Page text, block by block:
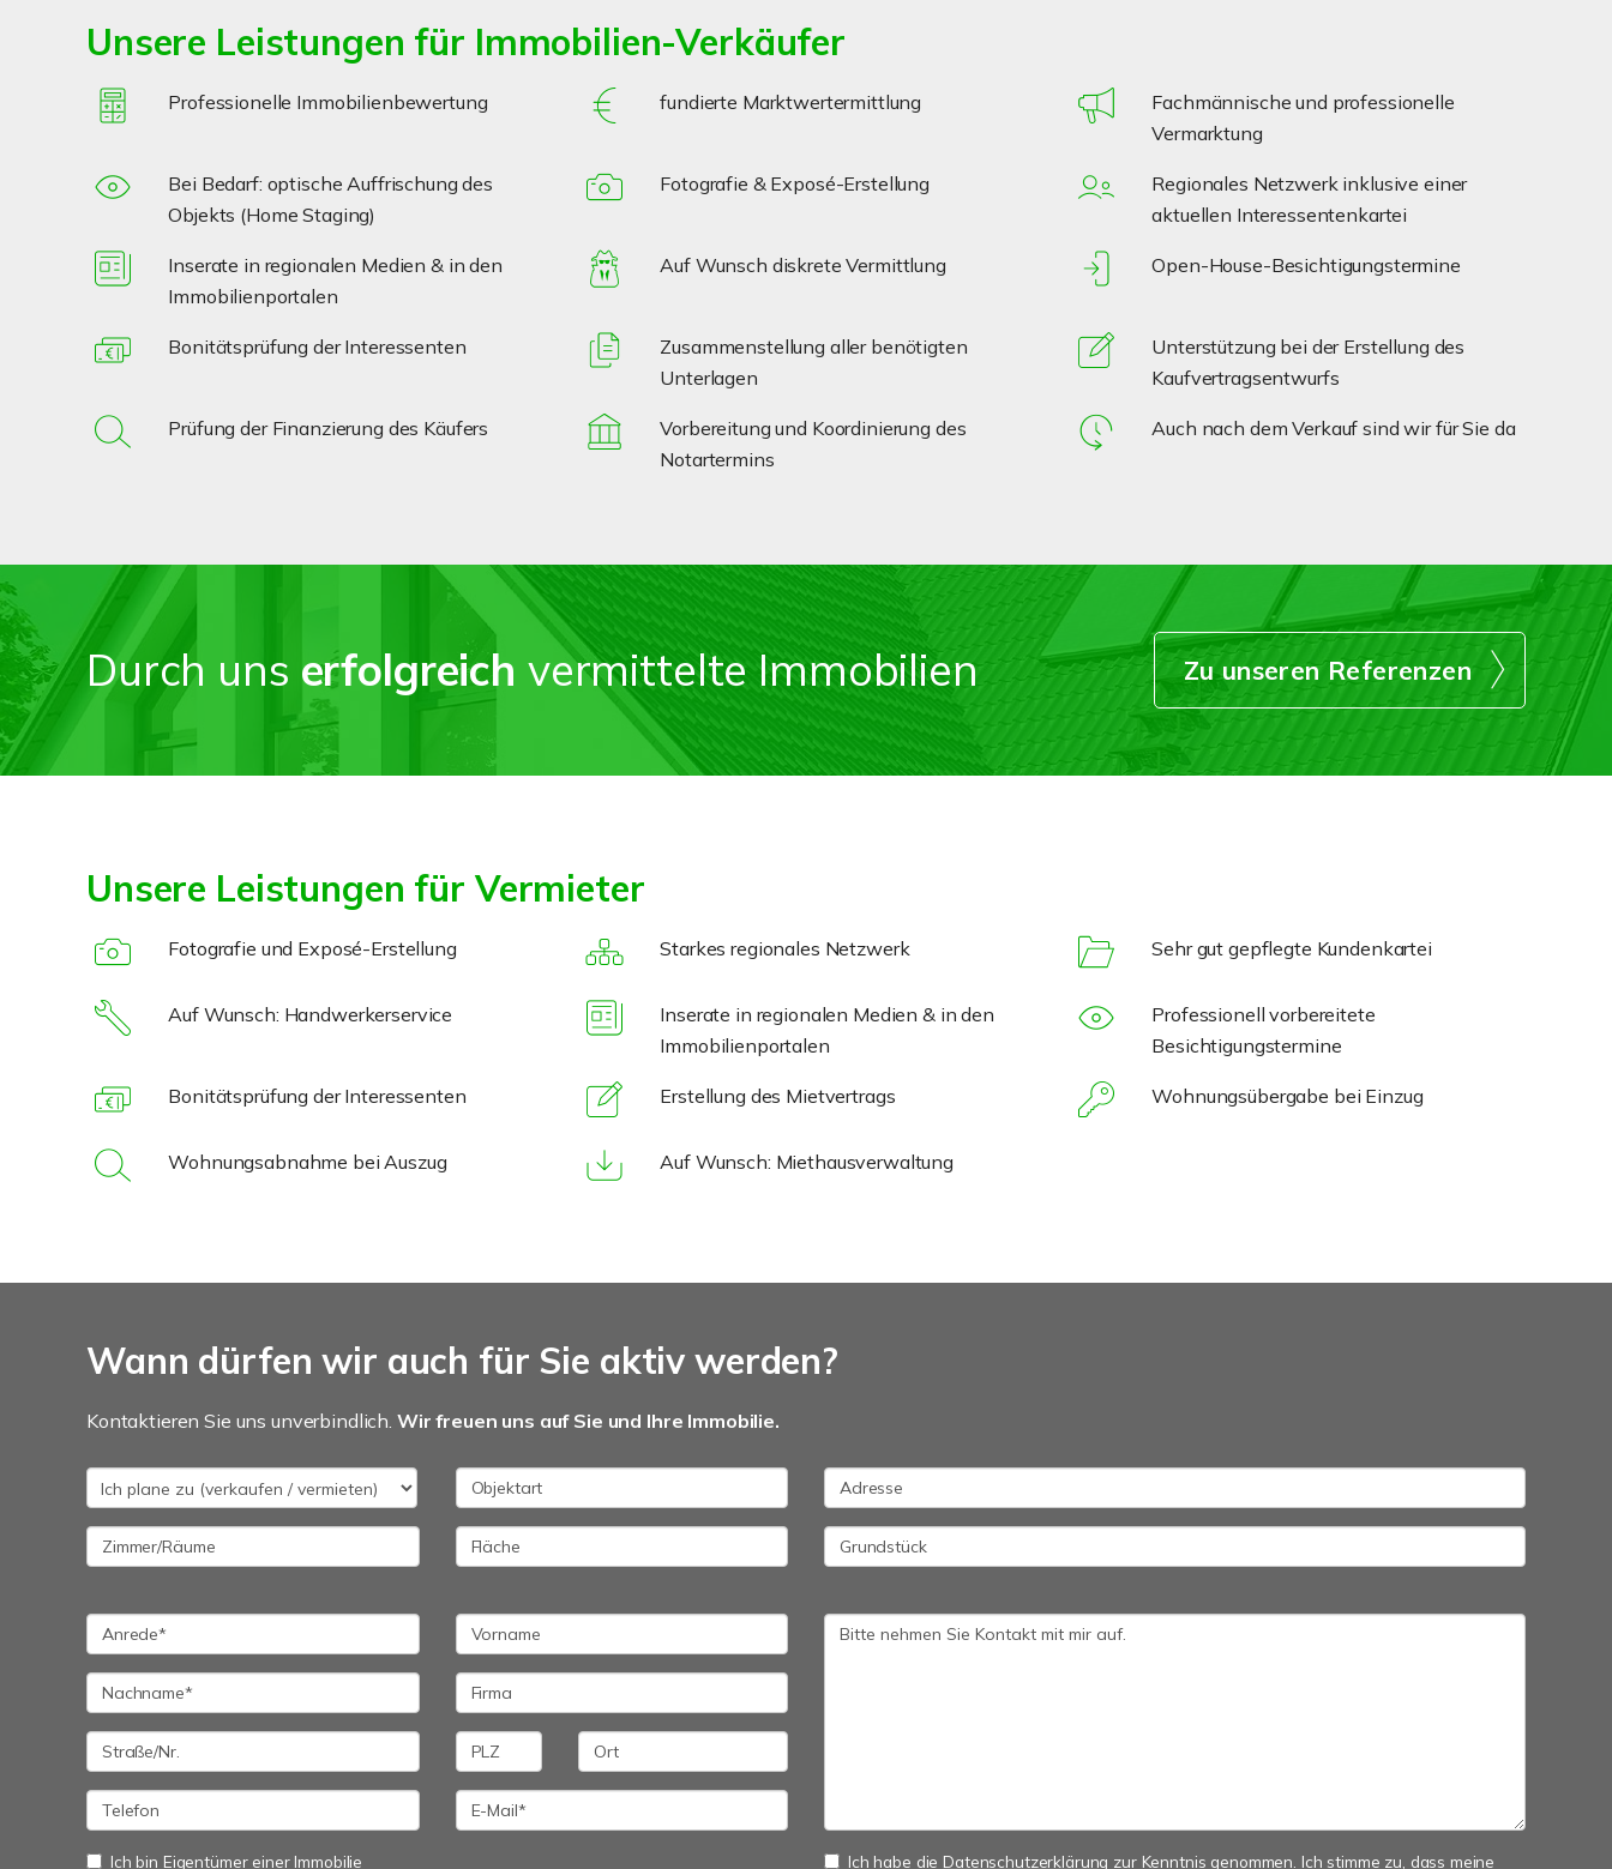
Unsere Leistungen für Immobilien-Verkäufer
Professionelle Immobilienbewertung fundierte Marktwertermittlung
Fachmännische und professionelle
Vermarktung
Bei Bedarf: optische Auffrischung des
Objekts (Home Staging)
Fotografie & Exposé-Erstellung
Regionales Netzwerk inklusive einer
aktuellen Interessentenkartei
Inserate in regionalen Medien & in den
Immobilienportalen
Auf Wunsch diskrete Vermittlung Open-House-Besichtigungstermine
Bonitätsprüfung der Interessenten
Zusammenstellung aller benötigten
Unterlagen
Unterstützung bei der Erstellung des
Kaufvertragsentwurfs
Prüfung der Finanzierung des Käufers
Vorbereitung und Koordinierung des
Notartermins
Auch nach dem Verkauf sind wir für Sie da
Durch uns erfolgreich vermittelte Immobilien Zu unseren Referenzen
Unsere Leistungen für Vermieter
Fotografie und Exposé-Erstellung Starkes regionales Netzwerk Sehr gut gepflegte Kundenkartei
Auf Wunsch: Handwerkerservice
Inserate in regionalen Medien & in den
Immobilienportalen
Professionell vorbereitete
Besichtigungstermine
Bonitätsprüfung der Interessenten Erstellung des Mietvertrags Wohnungsübergabe bei Einzug
Wohnungsabnahme bei Auszug Auf Wunsch: Miethausverwaltung
Wann dürfen wir auch für Sie aktiv werden?
Kontaktieren Sie uns unverbindlich. Wir freuen uns auf Sie und Ihre Immobilie.
Ich bin Eigentümer einer Immobilie Ich habe die Datenschutzerklärung zur Kenntnis genommen. Ich stimme zu, dass meine